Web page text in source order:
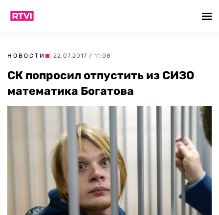
НОВОСТИ | 22.07.2017 / 11:08
СК попросил отпустить из СИЗО
математика Богатова